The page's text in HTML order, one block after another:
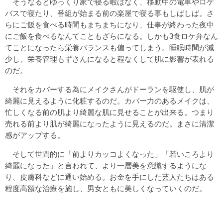
そうなるとゆっくり家で寝る暇はなく、移動中の電車やロケ
バスで寝たり、番組が始まる前の楽屋で寝る事もしばしば。さ
らにご飯を食べる時間もまちまちになり、仕事が終わった夜中
にご飯を食べるなんてこともざらになる。しかも3食ロケ弁なん
てことになったら栄養バランスも偏ってしまう。睡眠時間が減
少し、栄養管理もずさんになると程なくして肌に影響が表れる
のだ。
それをカバーする為にメイクさんがドーランを駆使し、肌が
綺麗に見えるように化粧するのだ。カバー力のあるメイクは、
忙しくなる前の肌より綺麗な肌に見せることが出来る。つまり
売れる前より肌が綺麗になったように見えるのだ。まさに清潔
感がアップする。
そして世間的に「前よりカッコよくなった」「若いころより
綺麗になった」と言われて、より一層美を意識するようにな
り、皮膚科などに通い始める。お金を手にした芸人たちはある
程度高額な治療を施し、男女ともに美しくなっていくのだ。